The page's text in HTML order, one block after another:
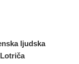
ljudska